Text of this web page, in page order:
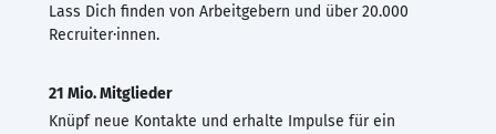
Lass Dich finden von Arbeitgebern und über 20.000
Recruiter·innen.
21 Mio. Mitglieder
Knüpf neue Kontakte und erhalte Impulse für ein